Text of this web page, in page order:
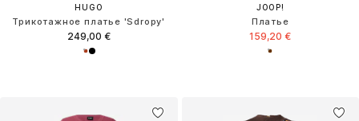
HUGO
Трикотажное платье 'Sdropy'
249,00 €
JOOP!
Платье
159,20 €